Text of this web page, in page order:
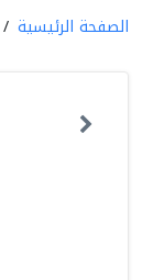
الصفحة الرئيسية